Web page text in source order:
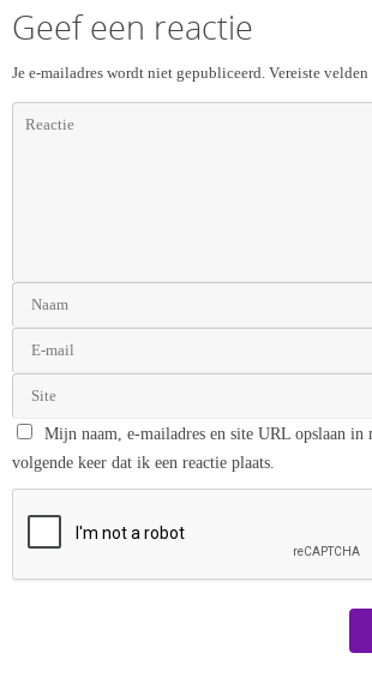
Geef een reactie
Je e-mailadres wordt niet gepubliceerd. Vereiste
Mijn naam, e-mailadres en site URL opslaan
volgende keer dat ik een reactie plaats.